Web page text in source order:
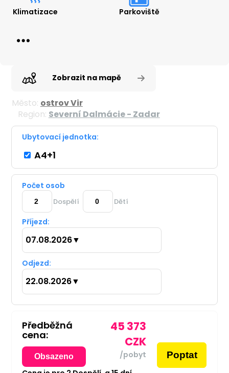
Klimatizace Parkoviště
Zobrazit na mapě
Město: ostrov Vir
Region: Severní Dalmácie - Zadar
Ubytovací jednotka:
A4+1
Počet osob
Dospělí Dětí
Příjezd:
07.08.2026▼
Odjezd:
22.08.2026▼
Předběžná
cena:
Obsazeno
45 373
CZK
/pobyt Poptat